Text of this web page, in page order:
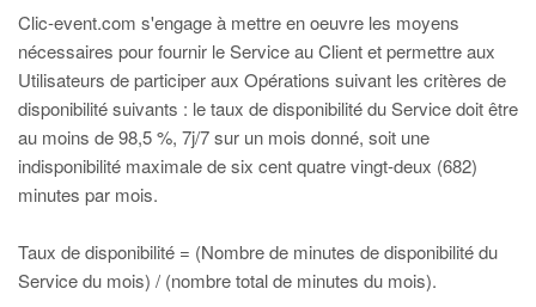
Clic-event.com s'engage à mettre en oeuvre les moyens
nécessaires pour fournir le Service au Client et permettre aux
Utilisateurs de participer aux Opérations suivant les critères de
disponibilité suivants : le taux de disponibilité du Service doit être
au moins de 98,5 %, 7j/7 sur un mois donné, soit une
indisponibilité maximale de six cent quatre vingt-deux (682)
minutes par mois.
Taux de disponibilité = (Nombre de minutes de disponibilité du
Service du mois) / (nombre total de minutes du mois).